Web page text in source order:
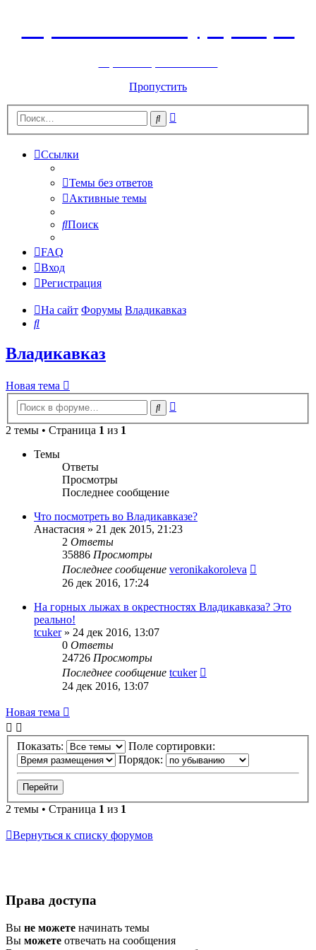
Пропустить
Поиск
Ссылки
Темы без ответов
Активные темы
Поиск
FAQ
Вход
Регистрация
На сайт Форумы Владикавказ
Поиск
Владикавказ
Новая тема
Поиск
2 темы • Страница 1 из 1
Темы
Ответы
Просмотры
Последнее сообщение
Что посмотреть во Владикавказе?
Анастасия » 21 дек 2015, 21:23
2 Ответы
35886 Просмотры
Последнее сообщение veronikakoroleva
26 дек 2016, 17:24
На горных лыжах в окрестностях Владикавказа? Это
реально!
tcuker» 24 дек 2016, 13:07
0 Ответы
24726 Просмотры
Последнее сообщение tcuker
24 дек 2016, 13:07
Новая тема
Показать:
Поле сортировки:
Порядок:
2 темы • Страница 1 из 1
Вернуться к списку форумов
Права доступа
Вы не можете начинать темы
Вы можете отвечать на сообщения